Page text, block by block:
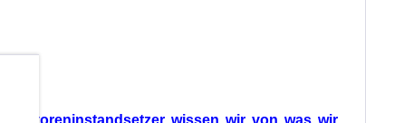
Motoreninstandsetzer wissen wir von was wir